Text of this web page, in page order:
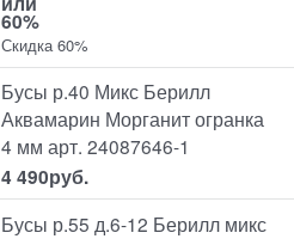
60%
Скидка 60%
Бусы р.40 Микс Берилл
Аквамарин Морганит огранка
4 мм арт. 24087646-1
4 490руб.
Бусы р.55 д.6-12 Берилл микс